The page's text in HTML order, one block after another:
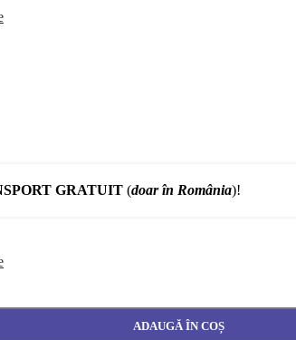
GRATUIT (doar în România)!
ADAUGĂ ÎN COȘ